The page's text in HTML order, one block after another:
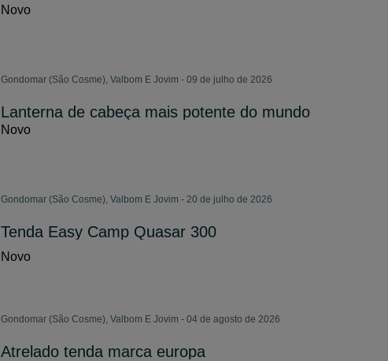
Novo
Gondomar (São Cosme), Valbom E Jovim - 09 de julho de 2026
Lanterna de cabeça mais potente do mundo
Novo
Gondomar (São Cosme), Valbom E Jovim - 20 de julho de 2026
Tenda Easy Camp Quasar 300
Novo
Gondomar (São Cosme), Valbom E Jovim - 04 de agosto de 2026
Atrelado tenda marca europa